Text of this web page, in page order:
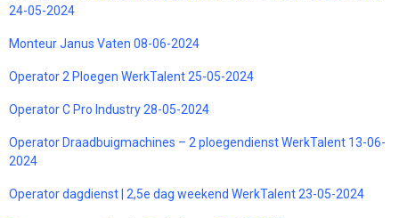
24-05-2024
Monteur Janus Vaten 08-06-2024
Operator 2 Ploegen WerkTalent 25-05-2024
Operator C Pro Industry 28-05-2024
Operator Draadbuigmachines – 2 ploegendienst WerkTalent 13-06-
2024
Operator dagdienst | 2,5e dag weekend WerkTalent 23-05-2024